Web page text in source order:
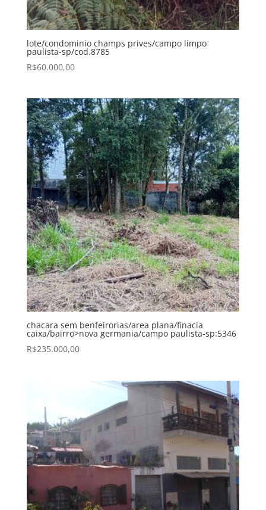
lote/condominio champs prives/campo limpo
paulista-sp/cod.8785
R$60.000,00
chacara sem benfeirorias/area plana/finacia
caixa/bairro>nova germania/campo paulista-sp:5346
R$235.000,00